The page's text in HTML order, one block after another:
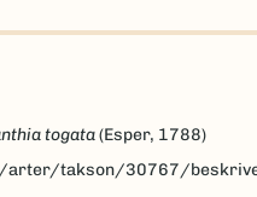
togata(Esper, 1788)
arter/takson/30767/